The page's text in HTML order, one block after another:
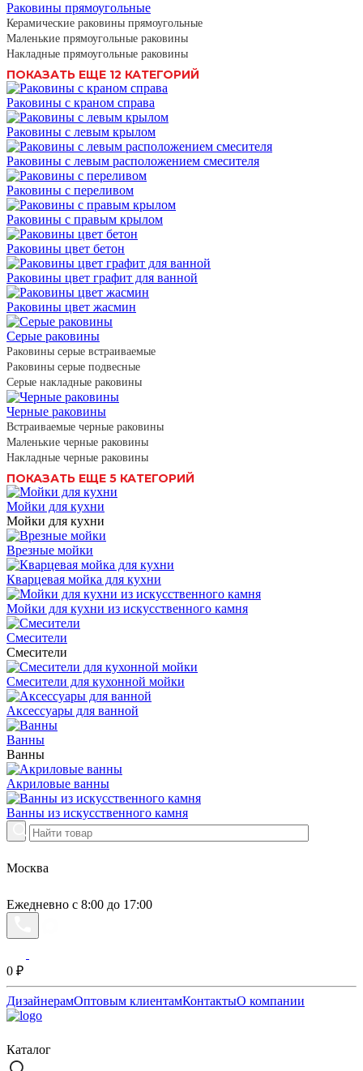
Раковины прямоугольные
Керамические раковины прямоугольные
Маленькие прямоугольные раковины
Накладные прямоугольные раковины
ПОКАЗАТЬ ЕЩЕ 12 КАТЕГОРИЙ
Раковины с краном справа
Раковины с левым крылом
Раковины с левым расположением смесителя
Раковины с переливом
Раковины с правым крылом
Раковины цвет бетон
Раковины цвет графит для ванной
Раковины цвет жасмин
Серые раковины
Раковины серые встраиваемые
Раковины серые подвесные
Серые накладные раковины
Черные раковины
Встраиваемые черные раковины
Маленькие черные раковины
Накладные черные раковины
ПОКАЗАТЬ ЕЩЕ 5 КАТЕГОРИЙ
Мойки для кухни
Мойки для кухни
Врезные мойки
Кварцевая мойка для кухни
Мойки для кухни из искусственного камня
Смесители
Смесители
Смесители для кухонной мойки
Аксессуары для ванной
Ванны
Ванны
Акриловые ванны
Ванны из искусственного камня
Москва
Ежедневно с 8:00 до 17:00
0 ₽
ДизайнерамОптовым клиентамКонтактыО компании
Каталог